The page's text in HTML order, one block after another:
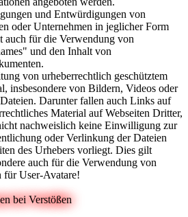
und Entwürdigungen von
oder Unternehmen in jeglicher Form
auch für die Verwendung von
und den Inhalt von
von urheberrechtlich geschütztem
insbesondere von Bildern, Videos oder
Darunter fallen auch Links auf
Material auf Webseiten Dritter,
nachweislich keine Einwilligung zur
oder Verlinkung der Dateien
des Urhebers vorliegt. Dies gilt
auch für die Verwendung von
für User-Avatare!
bei Verstößen